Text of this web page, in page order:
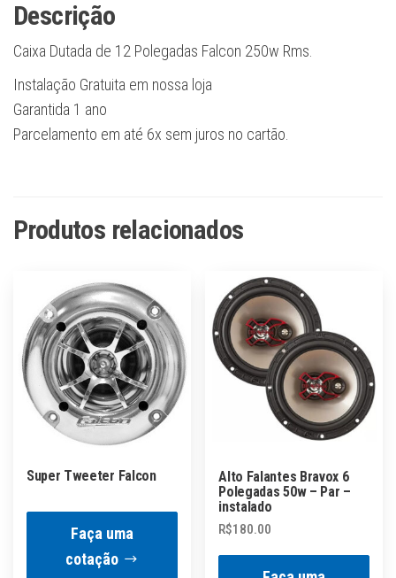
Descrição
Caixa Dutada de 12 Polegadas Falcon 250w Rms.
Instalação Gratuita em nossa loja
Garantida 1 ano
Parcelamento em até 6x sem juros no cartão.
Produtos relacionados
Super Tweeter Falcon
Faça uma
cotação
Alto Falantes Bravox 6
Polegadas 50w – Par –
instalado
R$180.00